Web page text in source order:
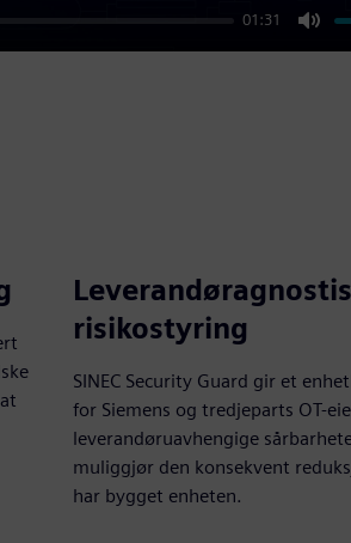
01:31
risikostyring
SINEC Security Guard gir et
for Siemens og tredjeparts OT-
leverandøruavhengige
muliggjør den konsekvent
har bygget enheten.